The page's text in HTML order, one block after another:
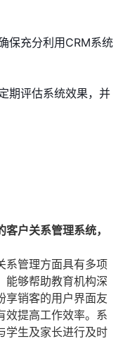
保充分利用CRM系统
期评估系统效果，并
户关系管理系统，
系管理方面具有多项
能够帮助教育机构深
享销客的用户界面友
效提高工作效率。系
学生及家长进行及时